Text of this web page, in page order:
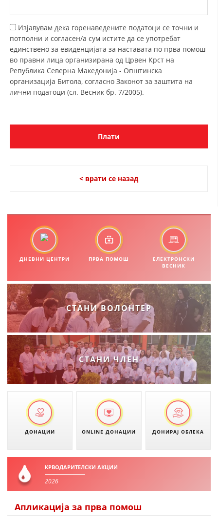
ДИСЕМИНАЦИЈА
ПРОМОЦИЈА НА ХУМАНИ ВРЕДНОСТИ
УПОТРЕБА И ЗАШТИТА НА АМБЛЕМОТ
ПОДГОТВЕНОСТ И ДЕЈСТВО ПРИ КАТАСТРОФИ
СПАСИТЕЛНА СТАНИЦА ВОДНО
ИСТРАЖУВАЊЕ НА ЈАВНО МИСЛЕЊЕ
МЕЃУНАРОДНА СОРАБОТКА
ЗНАЧЕЊЕ НА СЛУЖБАТА ЗА БАРАЊЕ
ФОРМУЛАРИ ЗА БАРАЊА
ЗДРАВСТВЕНО ПРЕВЕНТИВНА ДЕЈНОСТ
ПРВА ПОМОШ
КРВОДАРИТЕЛСТВО
МЕНАЏМЕНТ НА ВОЛОНТЕРИ
ДЕЈСТВУВАЊЕ
Изјавувам дека горенаведените податоци се точни и
потполни и согласен/а сум истите да се употребат
единствено за евиденцијата за наставата по прва помош
во правни лица организирана од Црвен Крст на
Република Северна Македонија - Општинска
организација Битола, согласно Законот за заштита на
лични податоци (сл. Весник бр. 7/2005).
< врати се назад
ДНЕВНИ ЦЕНТРИ ПРВА ПОМОШ
ЕЛЕКТРОНСКИ
ВЕСНИК
СТАНИ ВОЛОНТЕР
СТАНИ ЧЛЕН
ДОНАЦИИ ONLINE ДОНАЦИИ ДОНИРАЈ ОБЛЕКА
КРВОДАРИТЕЛСКИ АКЦИИ
2026
Апликација за прва помош